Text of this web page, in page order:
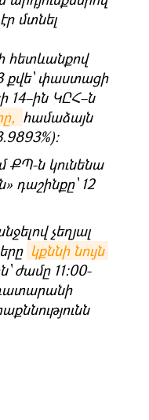
մտնել
հետևանքով
քվե՝ փաստացի
14–ին ԿԸՀ–ն
համաձայն
ՔՊ-ն կունենա
դաշինքը՝ 12
չեղյալ
կքննի նույն
ժամը 11:00-